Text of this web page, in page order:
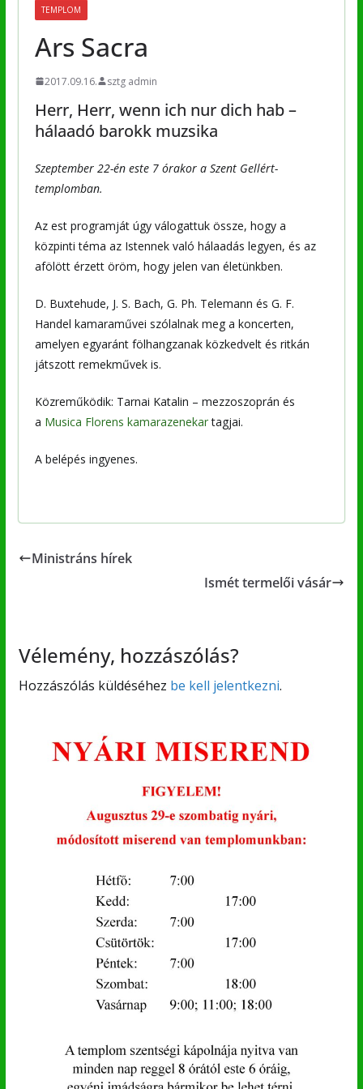
TEMPLOM
Ars Sacra
2017.09.16. sztg admin
Herr, Herr, wenn ich nur dich hab –
hálaadó barokk muzsika
Szeptember 22-én este 7 órakor a Szent Gellért-
templomban.
Az est programját úgy válogattuk össze, hogy a
közpinti téma az Istennek való hálaadás legyen, és az
afölött érzett öröm, hogy jelen van életünkben.
D. Buxtehude, J. S. Bach, G. Ph. Telemann és G. F.
Handel kamaraművei szólalnak meg a koncerten,
amelyen egyaránt fölhangzanak közkedvelt és ritkán
játszott remekművek is.
Közreműködik: Tarnai Katalin – mezzoszoprán és
a Musica Florens kamarazenekartagjai.
A belépés ingyenes.
Ministráns hírek
Ismét termelői vásár
Vélemény, hozzászólás?
Hozzászólás küldéséhez be kell jelentkezni.